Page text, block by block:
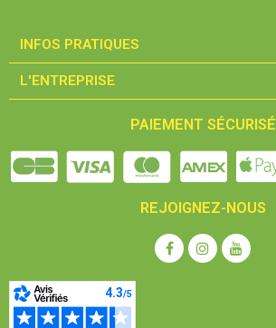
INFOS PRATIQUES​
L'ENTREPRISE​
PAIEMENT SÉCURISÉ
REJOIGNEZ-NOUS